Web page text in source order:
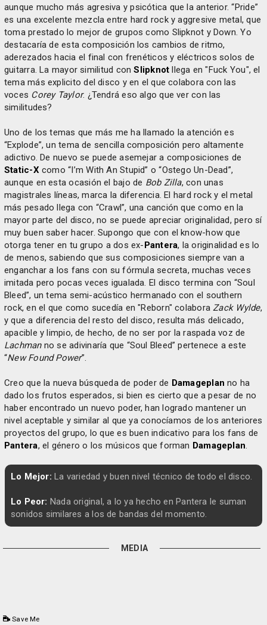
aunque mucho más agresiva y psicótica que la anterior. “Pride”
es una excelente mezcla entre hard rock y aggresive metal, que
toma prestado lo mejor de grupos como Slipknot y Down. Yo
destacaría de esta composición los cambios de ritmo,
aderezados hacia el final con frenéticos y eléctricos solos de
guitarra. La mayor similitud conSlipknot llega en "Fuck You", el
tema más explicito del disco y en el que colabora con las
voces Corey Taylor. ¿Tendrá eso algo que ver con las
similitudes?
Uno de los temas que más me ha llamado la atención es
“Explode”, un tema de sencilla composición pero altamente
adictivo. De nuevo se puede asemejar a composiciones de
Static-Xcomo “I’m With An Stupid” o “Ostego Un-Dead”,
aunque en esta ocasión el bajo de Bob Zilla, con unas
magistrales líneas, marca la diferencia. El hard rock y el metal
más pesado llega con “Crawl”, una canción que como en la
mayor parte del disco, no se puede apreciar originalidad, pero sí
muy buen saber hacer. Supongo que con el know-how que
otorga tener en tu grupo a dos ex-Pantera, la originalidad es lo
de menos, sabiendo que sus composiciones siempre van a
enganchar a los fans con su fórmula secreta, muchas veces
imitada pero pocas veces igualada. El disco termina con “Soul
Bleed”, un tema semi-acústico hermanado con el southern
rock, en el que como sucedía en "Reborn" colaboraZack Wylde,
y que a diferencia del resto del disco, resulta más delicado,
apacible y limpio, de hecho, de no ser por la raspada voz de
Lachmanno se adivinaría que “Soul Bleed” pertenece a este
“New Found Power”.
Creo que la nueva búsqueda de poder de Damageplan no ha
dado los frutos esperados, si bien es cierto que a pesar de no
haber encontrado un nuevo poder, han logrado mantener un
nivel aceptable y similar al que ya conocíamos de los anteriores
proyectos del grupo, lo que es buen indicativo para los fans de
Pantera, el género o los músicos que forman Damageplan.
Lo Mejor: La variedad y buen nivel técnico de todo el disco.
Lo Peor: Nada original, a lo ya hecho en Pantera le suman
sonidos similares a los de bandas del momento.
MEDIA
Save Me